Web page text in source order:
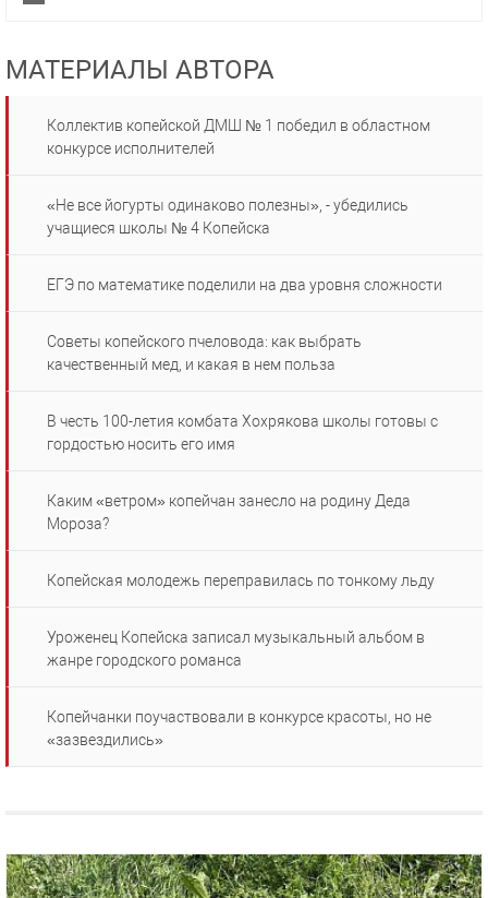
МАТЕРИАЛЫ АВТОРА
Коллектив копейской ДМШ № 1 победил в областном
конкурсе исполнителей
«Не все йогурты одинаково полезны», - убедились
учащиеся школы № 4 Копейска
ЕГЭ по математике поделили на два уровня сложности
Советы копейского пчеловода: как выбрать
качественный мед, и какая в нем польза
В честь 100-летия комбата Хохрякова школы готовы с
гордостью носить его имя
Каким «ветром» копейчан занесло на родину Деда
Мороза?
Копейская молодежь переправилась по тонкому льду
Уроженец Копейска записал музыкальный альбом в
жанре городского романса
Копейчанки поучаствовали в конкурсе красоты, но не
«зазвездились»